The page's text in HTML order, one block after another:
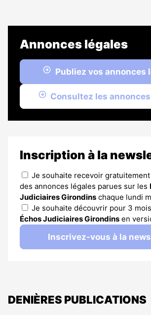
Annonces légales
Publiez vos annonces
Consultez les
Inscription à la
Je souhaite recevoir
des annonces légales parues sur les
Judiciaires Girondins chaque lundi
Je souhaite découvrir pour 3
Échos Judiciaires Girondins en
Inscrivez-vous à la
DENIÈRES PUBLICATIONS